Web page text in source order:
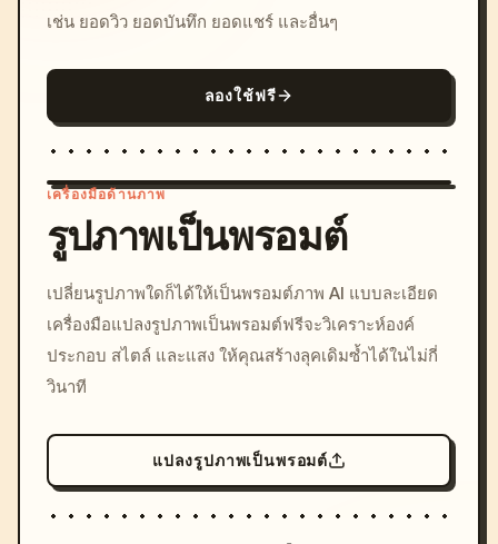
เช่น ยอดวิว ยอดบันทึก ยอดแชร์ และอื่นๆ
ลองใช้ฟรี
c, cyberpunk sunset, neon
colors, 8k --v 6.0
เครื่องมือด้านภาพ
รูปภาพเป็นพรอมต์
เปลี่ยนรูปภาพใดก็ได้ให้เป็นพรอมต์ภาพ AI แบบละเอียด
เครื่องมือแปลงรูปภาพเป็นพรอมต์ฟรีจะวิเคราะห์องค์
ประกอบ สไตล์ และแสง ให้คุณสร้างลุคเดิมซ้ำได้ในไม่กี่
วินาที
แปลงรูปภาพเป็นพรอมต์